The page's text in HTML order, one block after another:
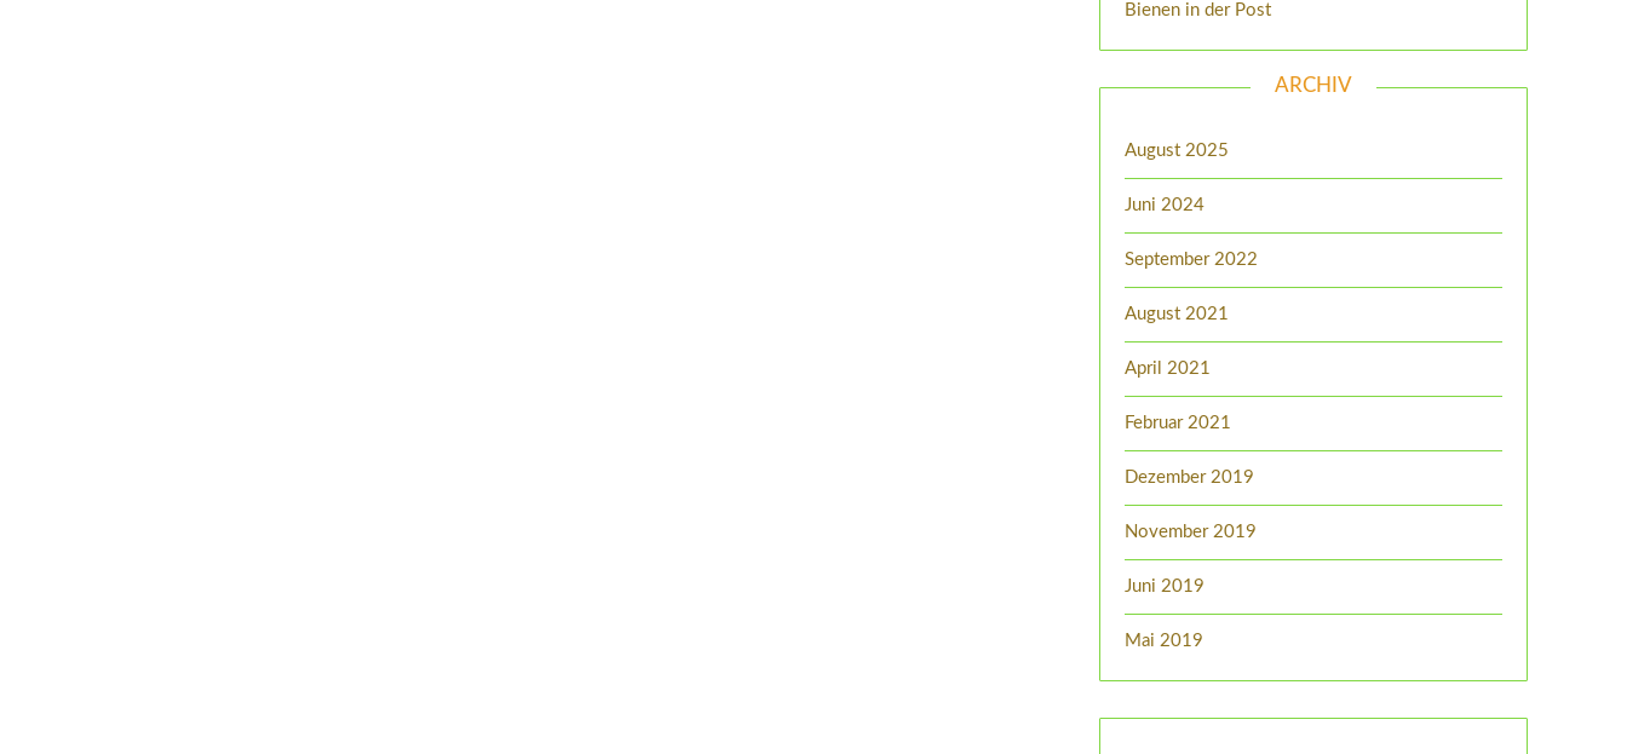
Bienen in der Post
ARCHIV
August 2025
Juni 2024
September 2022
August 2021
April 2021
Februar 2021
Dezember 2019
November 2019
Juni 2019
Mai 2019